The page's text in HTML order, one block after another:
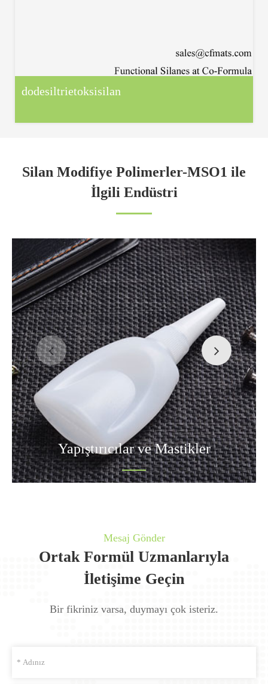
dodesiltrietoksisilan
Silan Modifiye Polimerler-MSO1 ile
İlgili Endüstri
Yapıştırıcılar ve Mastikler
Mesaj Gönder
Ortak Formül Uzmanlarıyla
İletişime Geçin
Bir fikriniz varsa, duymayı çok isteriz.